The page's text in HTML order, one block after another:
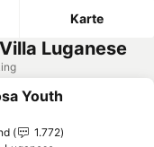
Karte
Luganese
hinzufügen
Youth
1.772